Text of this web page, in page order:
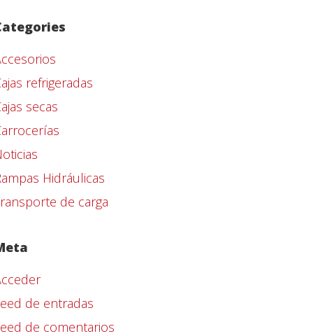
refrigeradas
secas
Hidráulicas
de carga
de entradas
de comentarios